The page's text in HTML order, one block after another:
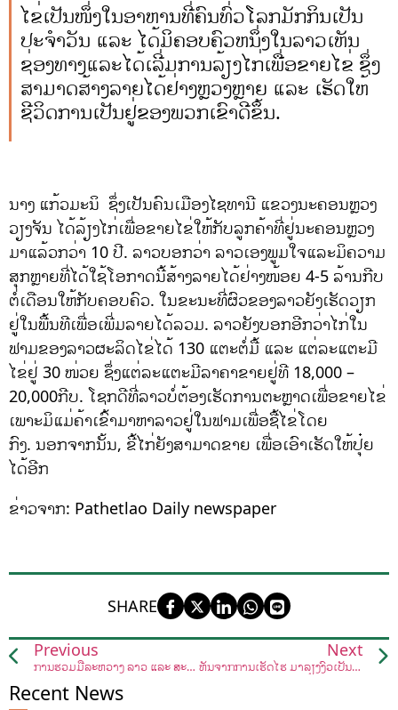
ໄຂ່ເປັນໜຶ່ງໃນອາຫານທີ່ຄົນທົ່ວໂລກມັກກິນເປັນ
ປະຈໍາວັນ ແລະ ໄດ້ມິຄອບຄົວຫນຶ່ງໃນລາວເຫັນ
ຊ່ອງທາງແລະໄດ້ເລີ່ມການລ້ຽງໄກ່ເພື່ອຂາຍໄຂ່ ຊຶ່ງ
ສາມາດສ້າງລາຍໄດ້ຢ່າງຫຼວງຫຼາຍ ແລະ ເຮັດໃຫ້
ຊີວິດການເປັນຢູ່ຂອງພວກເຂົາດີຂຶ້ນ.
ນາງ ແກ້ວມະນິ ຊຶ່ງເປັນຄົນເມືອງໄຊທານີ ແຂວງນະຄອນຫຼວງ
ວຽງຈັນ ໄດ້ລ້ຽງໄກ່ເພື່ອຂາຍໄຂ່ໃຫ້ກັບລູກຄ້າທີ່ຢູ່ນະຄອນຫຼວງ
ມາແລ້ວກວ່າ 10 ປີ. ລາວບອກວ່າ ລາວເອງພູມໃຈແລະມິຄວາມ
ສຸກຫຼາຍທີ່ໄດ້ໃຊ້ໂອກາດນີ້ສ້າງລາຍໄດ້ຢ່າງໜ້ອຍ 4-5 ລ້ານກີບ
ຕໍ່ເດືອນໃຫ້ກັບຄອບຄົວ. ໃນຂະນະທີ່ຜົວຂອງລາວຍັງເຮັດວຽກ
ຢູ່ໃນພື້ນທີເພື່ອເພີ່ມລາຍໄດ້ລວມ. ລາວຍັງບອກອີກວ່າໄກ່ໃນ
ຟາມຂອງລາວຜະລິດໄຂ່ໄດ້ 130 ແຕະຕໍ່ມື້ ແລະ ແຕ່ລະແຕະມີ
ໄຂ່ຢູ່ 30 ໜ່ວຍ ຊຶ່ງແຕ່ລະແຕະມີລາຄາຂາຍຢູ່ທີ 18,000 –
20,000ກີບ. ໂຊກດີທີ່ລາວບໍ່ຕ້ອງເຮັດການຕະຫຼາດເພື່ອຂາຍໄຂ່
ເພາະມິແມ່ຄ້າເຂົ້າມາຫາລາວຢູ່ໃນຟາມເພື່ອຊື້ໄຂ່ໂດຍ
ກົງ. ນອກຈາກນັ້ນ, ຂີ້ໄກ່ຍັງສາມາດຂາຍ ເພື່ອເອົາເຮັດໃຫ້ປຸ໋ຍ
ໄດ້ອີກ
ຂ່າວຈາກ: Pathetlao Daily newspaper
SHARE
Previous
ການຮ່ວມມືລະຫວ່າງ ລາວ ແລະ ສະວິດ ໄດ້ເຫັນຄວາມຄືບຫນ້າໃນໂຄງການພັດທະນາລະບົບນິເວດຊີວະນາໆພັນກະສິກຳຢູ່ເຂດພູດອຍ
Next
ຫັນຈາກການເຮັດໄຮ່ ມາລ້ຽງງົວເປັນອາຊີບສ້າງລາຍຮັບກວ່າ 50 ລ້ານກີບຕໍ່ປີ
Recent News